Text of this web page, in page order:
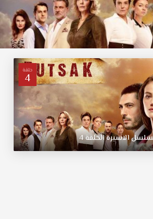
حلقة
4
الاسيرةالحلقة4